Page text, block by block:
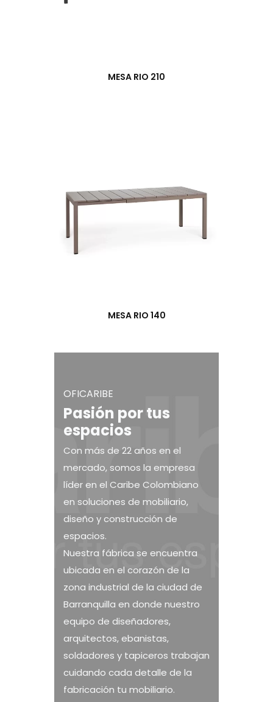
MESA RIO 210
MESA RIO 140
OFICARIBE
Pasión por tus
espacios
Con más de 22 años en el
mercado, somos la empresa
líder en el Caribe Colombiano
en soluciones de mobiliario,
diseño y construcción de
espacios.
Nuestra fábrica se encuentra
ubicada en el corazón de la
zona industrial de la ciudad de
Barranquilla en donde nuestro
equipo de diseñadores,
arquitectos, ebanistas,
soldadores y tapiceros trabajan
cuidando cada detalle de la
fabricación tu mobiliario.